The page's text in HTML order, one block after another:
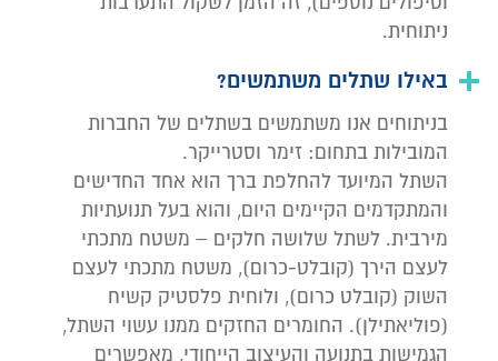
ניתוחית.
באילו שתלים משתמשים?
בניתוחים אנו משתמשים בשתלים של החברות
המובילות בתחום: זימר וסטרייקר.
השתל המיועד להחלפת ברך הוא אחד החדישים
והמתקדמים הקיימים היום, והוא בעל תנועתיות
מירבית. לשתל שלושה חלקים – משטח מתכתי
לעצם הירך (קובלט-כרום), משטח מתכתי לעצם
השוק (קובלט כרום), ולוחית פלסטיק קשיח
(פוליאתילן). החומרים החזקים ממנו עשוי השתל,
הגמישות בתנועה והעיצוב הייחודי, מאפשרים